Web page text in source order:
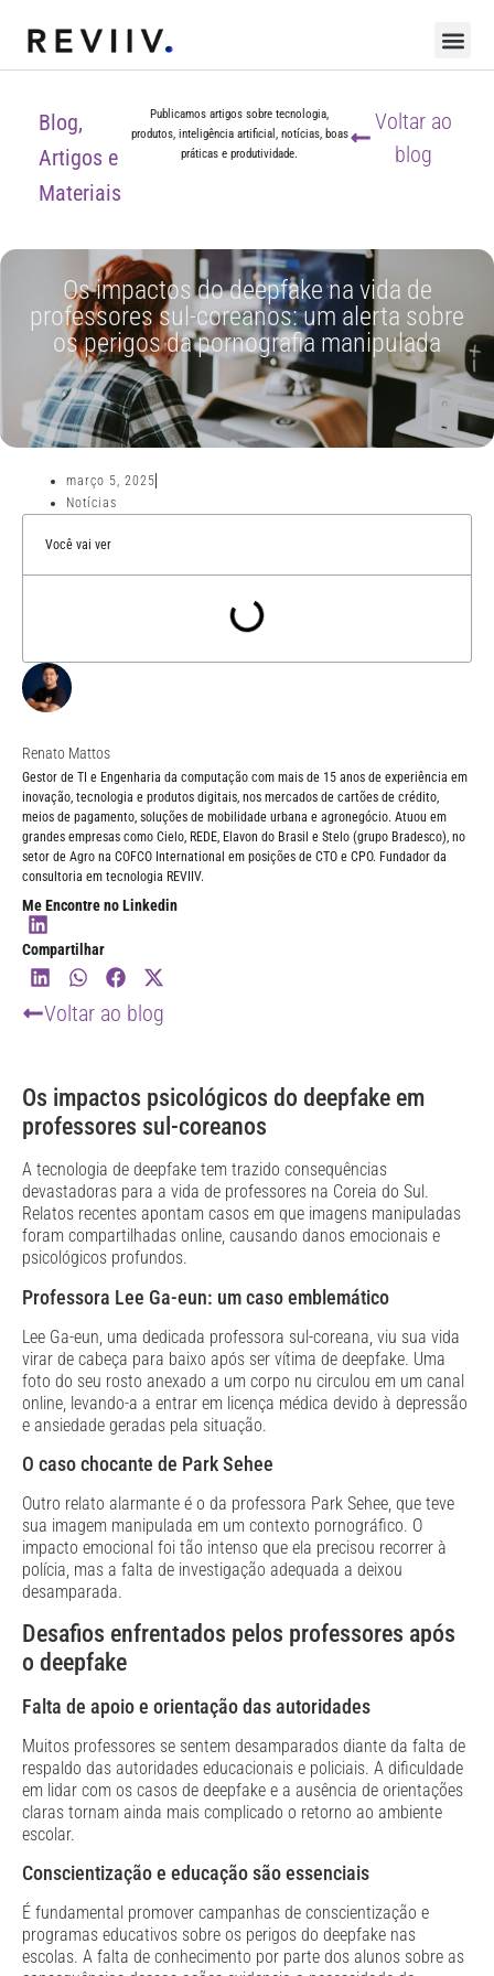
Blog,
Artigos e
Materiais
Publicamos artigos sobre tecnologia,
produtos, inteligência artificial, notícias, boas
práticas e produtividade.
Voltar ao
blog
Os impactos do deepfake na vida de
professores sul-coreanos: um alerta sobre
os perigos da pornografia manipulada
março 5, 2025
Notícias
Você vai ver
Renato Mattos
Gestor de TI e Engenharia da computação com mais de 15 anos de experiência em
inovação, tecnologia e produtos digitais, nos mercados de cartões de crédito,
meios de pagamento, soluções de mobilidade urbana e agronegócio. Atuou em
grandes empresas como Cielo, REDE, Elavon do Brasil e Stelo (grupo Bradesco), no
setor de Agro na COFCO International em posições de CTO e CPO. Fundador da
consultoria em tecnologia REVIIV.
Me Encontre no Linkedin
Compartilhar
Voltar ao blog
Os impactos psicológicos do deepfake em
professores sul-coreanos
A tecnologia de deepfake tem trazido consequências
devastadoras para a vida de professores na Coreia do Sul.
Relatos recentes apontam casos em que imagens manipuladas
foram compartilhadas online, causando danos emocionais e
psicológicos profundos.
Professora Lee Ga-eun: um caso emblemático
Lee Ga-eun, uma dedicada professora sul-coreana, viu sua vida
virar de cabeça para baixo após ser vítima de deepfake. Uma
foto do seu rosto anexado a um corpo nu circulou em um canal
online, levando-a a entrar em licença médica devido à depressão
e ansiedade geradas pela situação.
O caso chocante de Park Sehee
Outro relato alarmante é o da professora Park Sehee, que teve
sua imagem manipulada em um contexto pornográfico. O
impacto emocional foi tão intenso que ela precisou recorrer à
polícia, mas a falta de investigação adequada a deixou
desamparada.
Desafios enfrentados pelos professores após
o deepfake
Falta de apoio e orientação das autoridades
Muitos professores se sentem desamparados diante da falta de
respaldo das autoridades educacionais e policiais. A dificuldade
em lidar com os casos de deepfake e a ausência de orientações
claras tornam ainda mais complicado o retorno ao ambiente
escolar.
Conscientização e educação são essenciais
É fundamental promover campanhas de conscientização e
programas educativos sobre os perigos do deepfake nas
escolas. A falta de conhecimento por parte dos alunos sobre as